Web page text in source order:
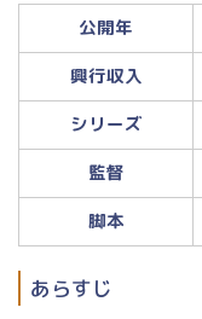
公開年
興行収入
シリーズ
監督
脚本
あらすじ